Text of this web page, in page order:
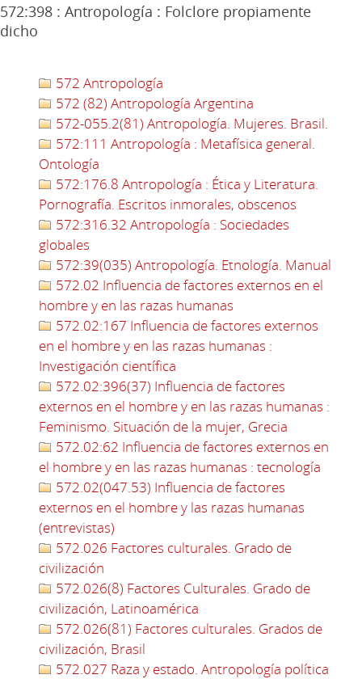
572:398 : Antropología : Folclore propiamente
dicho
572 Antropología
572 (82) Antropología Argentina
572-055.2(81) Antropología. Mujeres. Brasil.
572:111 Antropología : Metafísica general.
Ontología
572:176.8 Antropología : Ética y Literatura.
Pornografía. Escritos inmorales, obscenos
572:316.32 Antropología : Sociedades
globales
572:39(035) Antropología. Etnología. Manual
572.02 Influencia de factores externos en el
hombre y en las razas humanas
572.02:167 Influencia de factores externos
en el hombre y en las razas humanas :
Investigación científica
572.02:396(37) Influencia de factores
externos en el hombre y en las razas humanas :
Feminismo. Situación de la mujer, Grecia
572.02:62 Influencia de factores externos en
el hombre y en las razas humanas : tecnología
572.02(047.53) Influencia de factores
externos en el hombre y las razas humanas
(entrevistas)
572.026 Factores culturales. Grado de
civilización
572.026(8) Factores Culturales. Grado de
civilización, Latinoamérica
572.026(81) Factores culturales. Grados de
civilización, Brasil
572.027 Raza y estado. Antropología política